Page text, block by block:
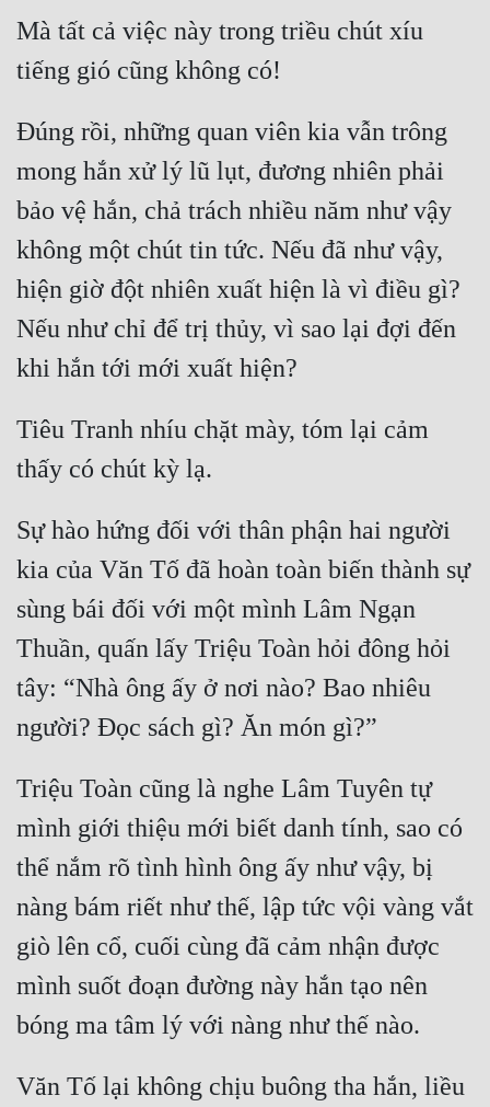
Mà tất cả việc này trong triều chút xíu
Đúng rồi, những quan viên kia vẫn trông
mong hắn xử lý lũ lụt, đương nhiên phải
bảo vệ hắn, chả trách nhiều năm như vậy
không một chút tin tức. Nếu đã như vậy,
hiện giờ đột nhiên xuất hiện là vì điều gì?
Nếu như chỉ để trị thủy, vì sao lại đợi đến
Tiêu Tranh nhíu chặt mày, tóm lại cảm
Sự hào hứng đối với thân phận hai người
kia của Văn Tố đã hoàn toàn biến thành sự
sùng bái đối với một mình Lâm Ngạn
Thuần, quấn lấy Triệu Toàn hỏi đông hỏi
tây: “Nhà ông ấy ở nơi nào? Bao nhiêu
Triệu Toàn cũng là nghe Lâm Tuyên tự
mình giới thiệu mới biết danh tính, sao có
thể nắm rõ tình hình ông ấy như vậy, bị
nàng bám riết như thế, lập tức vội vàng vắt
giò lên cổ, cuối cùng đã cảm nhận được
mình suốt đoạn đường này hắn tạo nên
Văn Tố lại không chịu buông tha hắn, liều